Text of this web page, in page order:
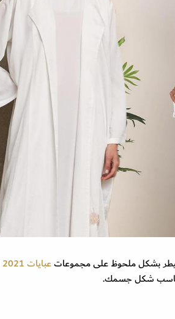
بشكل ملحوظ على مجموعاتعبايات 2021
يناسب شكل جسمك.